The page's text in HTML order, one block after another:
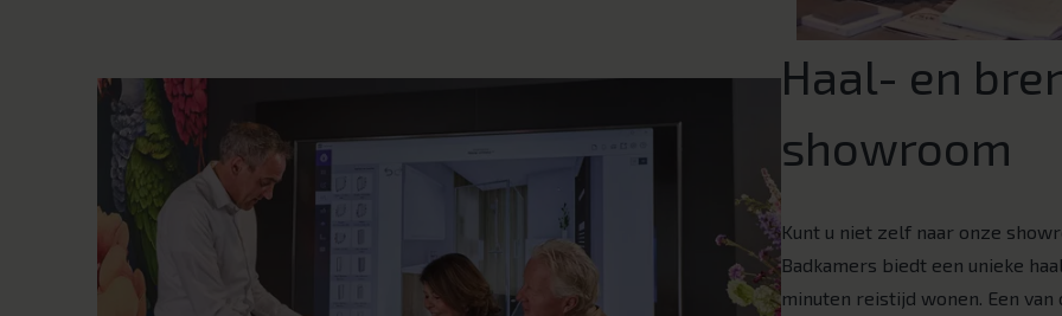
Haal- en
showroom
Kunt u niet zelf naar onze
Badkamers biedt een unieke
minuten reistijd wonen. Een